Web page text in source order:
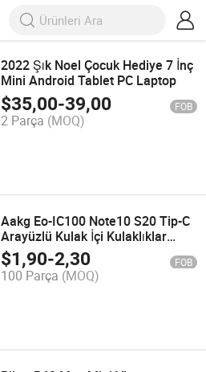
2022 Şık Noel Çocuk Hediye 7 İnç
Mini Android Tablet PC Laptop
$35,00-39,00 FOB
2 Parça (MOQ)
Aakg Eo-IC100 Note10 S20 Tip-C
Arayüzlü Kulak İçi Kulaklıklar
Çeşitli Kalite Stereo için Note10
Kulaklıklar
$1,90-2,30 FOB
100 Parça (MOQ)